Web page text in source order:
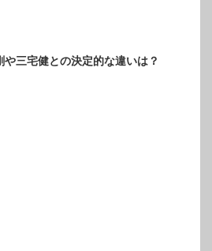
や三宅健との決定的な違いは？